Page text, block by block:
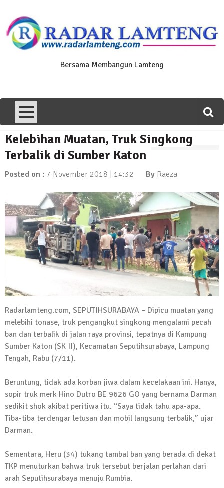
content
Bersama Membangun Lamteng
News Flash
Polres Lamteng Gelar Upacara
Peringatan Hari Pahlawan, Teladani
Semangat Pengorbanan untuk Bangsa
News Flash
Puluhan Warga Dusun III Geruduk
Balai Kampung Pujobasuki, Tuntut
Kadus Untuk Mundur
4 September 2025 | 15:40
News Flash
iklan ucapan HUT RI
News Flash
Maling Jebol Plafon Konter HP di
Rumbia, Pelaku Ditangkap di Lamtim
26 Juli 2025 | 10:33
News Flash
Lamteng Terkait Dugaan Korupsi Dana
Hibah Koni
16 Oktober 2024 | 05:27
News Flash
Berikut Jadwal Debat Kandidat Cabup-
13 Oktober 2024 | 12:22
News Flash
Jumat Berkah SMSI Tulang Bawang
Kelebihan Muatan, Truk Singkong
Terbalik di Sumber Katon
Posted on : 7 November 2018 | 14:32 By Raeza
Radarlamteng.com, SEPUTIHSURABAYA – Dipicu muatan yang
melebihi tonase, truk pengangkut singkong mengalami pecah
ban dan terbalik di jalan raya provinsi, tepatnya di Kampung
Sumber Katon (SK II), Kecamatan Seputihsurabaya, Lampung
Tengah, Rabu (7/11).
Beruntung, tidak ada korban jiwa dalam kecelakaan ini. Hanya,
sopir truk merk Hino Dutro BE 9626 GO yang bernama Darman
sedikit shok akibat peritiwa itu. “Saya tidak tahu apa-apa.
Tiba-tiba terdengar letusan dan mobil langsung terbalik,” ujar
Darman.
Sementara, Heru (34) tukang tambal ban yang berada di dekat
TKP menuturkan bahwa truk tersebut berjalan perlahan dari
arah Seputihsurabaya menuju Rumbia.